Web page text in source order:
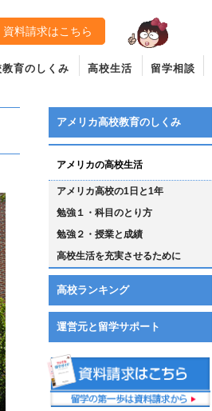
資料請求はこちら
育のしくみ 高校生活 留学相談
アメリカ高校教育のしくみ
アメリカの高校生活
アメリカ高校の1日と1年
勉強１・科目のとり方
勉強２・授業と成績
高校生活を充実させるために
高校ランキング
運営元と留学サポート